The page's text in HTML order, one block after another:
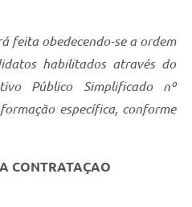
feita obedecendo-se a ordem
habilitados através do
Público Simplificado nº
específica, conforme
CONTRATAÇAO